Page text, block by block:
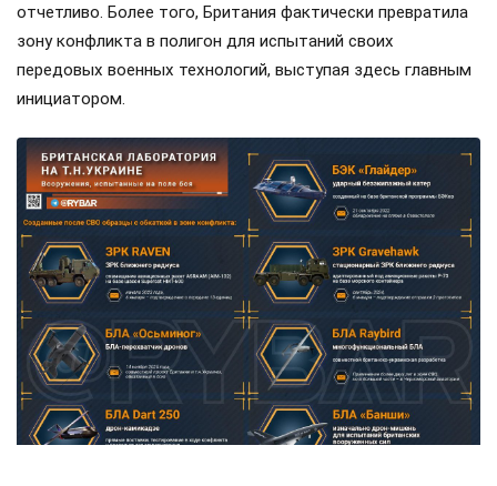
отчетливо. Более того, Британия фактически превратила
зону конфликта в полигон для испытаний своих
передовых военных технологий, выступая здесь главным
инициатором.